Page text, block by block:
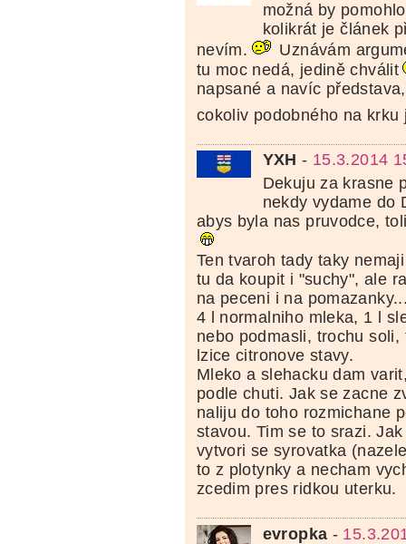
možná by
kolikrát je článek
nevím.
Uznávám
tu moc nedá, jedině chválit
napsané a navíc
cokoliv podobného na krku
YXH - 15.3.2014
Dekuju za krasne
nekdy vydame do
abys byla nas pruvodce,
Ten tvaroh tady taky
tu da koupit i "suchy", ale
na peceni i na
4 l normalniho mleka, 1 l
nebo podmasli, trochu
lzice citronove stavy.
Mleko a slehacku dam
podle chuti. Jak se zacne
naliju do toho rozmichane
stavou. Tim se to srazi.
vytvori se syrovatka
to z plotynky a necham
zcedim pres ridkou uterku.
evropka -